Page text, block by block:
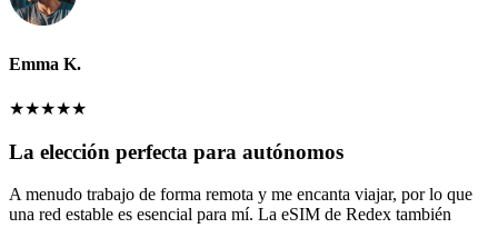
Emma K.
★★★★★
La elección perfecta para autónomos
A menudo trabajo de forma remota y me encanta viajar, por lo que
una red estable es esencial para mí. La eSIM de Redex también